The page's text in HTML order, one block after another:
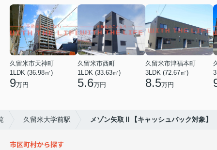
久留米市天神町
1LDK (36.98㎡)
9万円
久留米市西町
1LDK (33.63㎡)
5.6万円
久留米市津福本町
3LDK (72.67㎡)
8.5万円
久留米大学前駅 メゾン矢取Ⅱ【キャッシュバック対象】
市区町村から探す